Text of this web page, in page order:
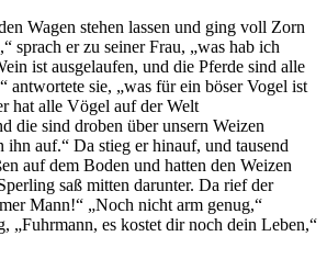
Wagen stehen lassen und ging voll Zorn
sprach er zu seiner Frau, „was hab ich
ist ausgelaufen, und die Pferde sind alle
antwortete sie, „was für ein böser Vogel ist
hat alle Vögel auf der Welt
die sind droben über unsern Weizen
ihn auf.“ Da stieg er hinauf, und tausend
auf dem Boden und hatten den Weizen
saß mitten darunter. Da rief der
Mann!“ „Noch nicht arm genug,“
„Fuhrmann, es kostet dir noch dein Leben,“